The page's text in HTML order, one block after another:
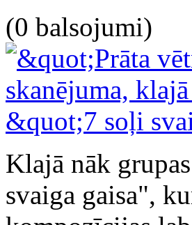
(0 balsojumi)
Klajā nāk
svaiga gaisa",